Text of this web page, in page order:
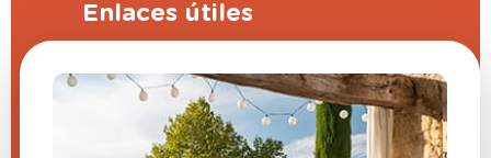
Enlaces útiles
Preguntas frecuentes (FAQ)
Aviso legal